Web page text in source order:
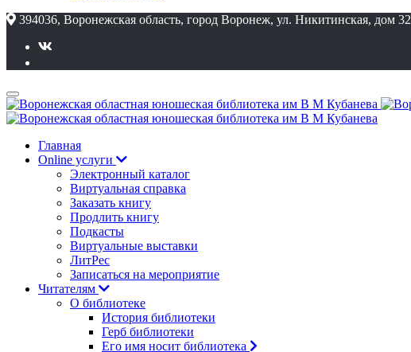
394036, Воронежская область, город Воронеж, ул. Никитинская, дом 32
Главная
Online услуги
Электронный каталог
Виртуальная справка
Заказать книгу
Продлить книгу
Подкасты
Виртуальные выставки
ЛитРес
Записаться на мероприятие
Читателям
О библиотеке
История библиотеки
Герб библиотеки
Его имя носит библиотека